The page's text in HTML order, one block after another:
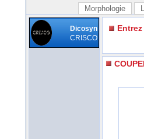
Morphologie
Dicosyn
CRISCO